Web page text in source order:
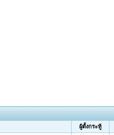
ผู้ตั้งกระทู้